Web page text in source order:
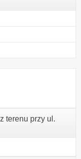
terenu przy ul.